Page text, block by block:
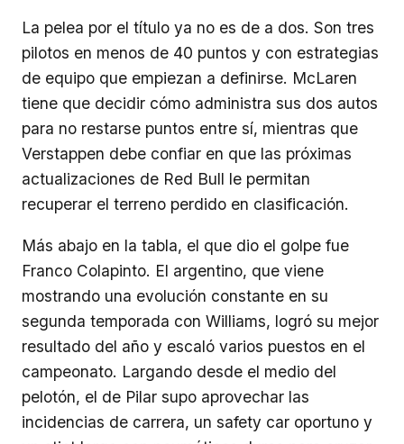
La pelea por el título ya no es de a dos. Son tres
pilotos en menos de 40 puntos y con estrategias
de equipo que empiezan a definirse. McLaren
tiene que decidir cómo administra sus dos autos
para no restarse puntos entre sí, mientras que
Verstappen debe confiar en que las próximas
actualizaciones de Red Bull le permitan
recuperar el terreno perdido en clasificación.
Más abajo en la tabla, el que dio el golpe fue
Franco Colapinto. El argentino, que viene
mostrando una evolución constante en su
segunda temporada con Williams, logró su mejor
resultado del año y escaló varios puestos en el
campeonato. Largando desde el medio del
pelotón, el de Pilar supo aprovechar las
incidencias de carrera, un safety car oportuno y